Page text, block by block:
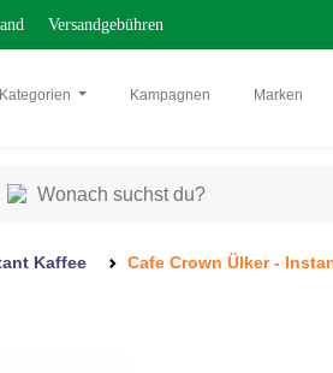
Versandgebühren
Kategorien Kampagnen Marken
Kaffee Cafe Crown Ülker -